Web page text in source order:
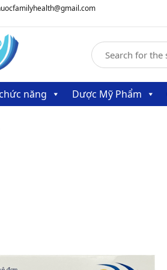
năng Dược Mỹ Phẩm